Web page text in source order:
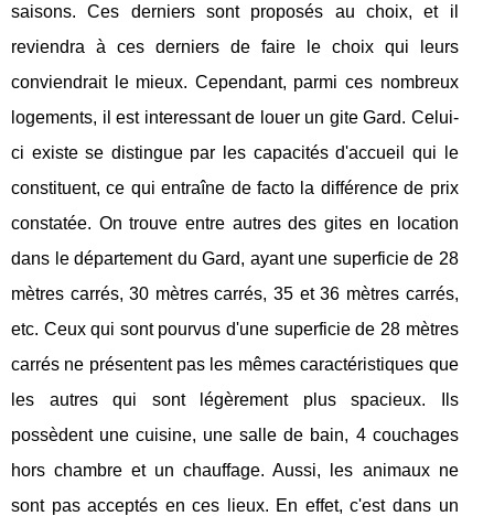
saisons. Ces derniers sont proposés au choix, et il
reviendra à ces derniers de faire le choix qui leurs
conviendrait le mieux. Cependant, parmi ces nombreux
logements, il est interessant de louer un gite Gard. Celui-
ci existe se distingue par les capacités d'accueil qui le
constituent, ce qui entraîne de facto la différence de prix
constatée. On trouve entre autres des gites en location
dans le département du Gard, ayant une superficie de 28
mètres carrés, 30 mètres carrés, 35 et 36 mètres carrés,
etc. Ceux qui sont pourvus d'une superficie de 28 mètres
carrés ne présentent pas les mêmes caractéristiques que
les autres qui sont légèrement plus spacieux. Ils
possèdent une cuisine, une salle de bain, 4 couchages
hors chambre et un chauffage. Aussi, les animaux ne
sont pas acceptés en ces lieux. En effet, c'est dans un